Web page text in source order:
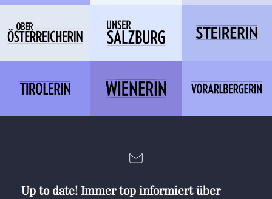
Up to date! Immer top informiert über